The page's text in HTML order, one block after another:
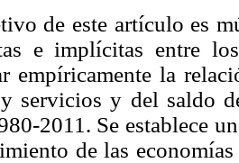
de este artículo es
e implícitas entre
empíricamente la
servicios y del saldo
2011. Se establece
de las